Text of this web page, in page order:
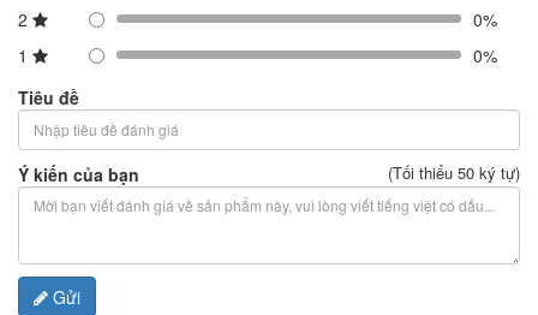
2
0%
1
0%
Tiêu đề
Ý kiến của bạn (Tối thiểu 50 ký tự)
Gửi